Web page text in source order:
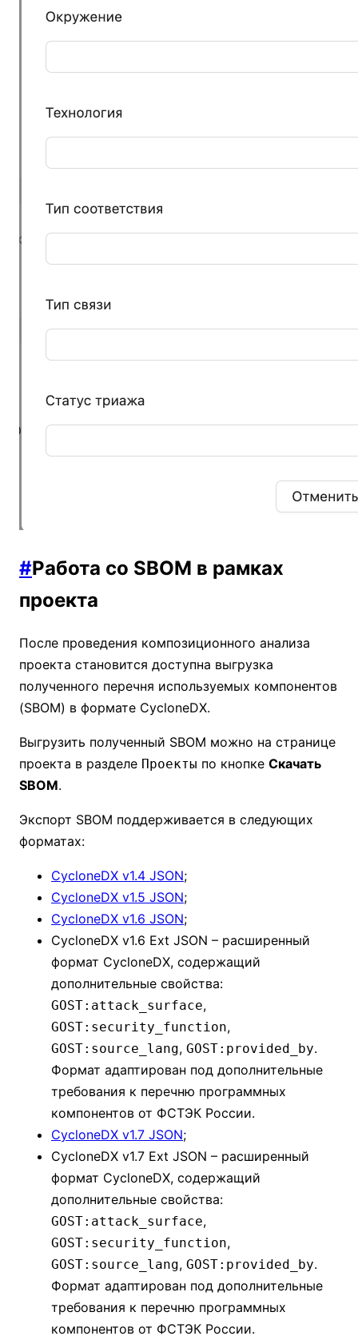
#Работа со SBOM в рамках
проекта
После проведения композиционного анализа
проекта становится доступна выгрузка
полученного перечня используемых компонентов
(SBOM) в формате CycloneDX.
Выгрузить полученный SBOM можно на странице
проекта в разделе Проекты по кнопке Скачать
SBOM.
Экспорт SBOM поддерживается в следующих
форматах:
CycloneDX v1.4 JSON;
CycloneDX v1.5 JSON;
CycloneDX v1.6 JSON;
CycloneDX v1.6 Ext JSON – расширенный
формат CycloneDX, содержащий
дополнительные свойства:
GOST:attack_surface,
GOST:security_function,
GOST:source_lang, GOST:provided_by.
Формат адаптирован под дополнительные
требования к перечню программных
компонентов от ФСТЭК России.
CycloneDX v1.7 JSON;
CycloneDX v1.7 Ext JSON – расширенный
формат CycloneDX, содержащий
дополнительные свойства:
GOST:attack_surface,
GOST:security_function,
GOST:source_lang, GOST:provided_by.
Формат адаптирован под дополнительные
требования к перечню программных
компонентов от ФСТЭК России.